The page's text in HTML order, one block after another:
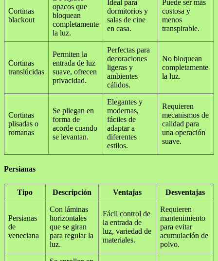
Cortinas
blackout
opacos que
bloquean
completamente
la luz.
Ideal para
dormitorios y
salas de cine
en casa.
Puede ser más
costosa y
menos
transpirable.
Cortinas
translúcidas
Permiten la
entrada de luz
suave, ofrecen
privacidad.
Perfectas para
decoraciones
ligeras y
ambientes
cálidos.
No bloquean
completamente
la luz.
Cortinas
plisadas o
romanas
Se pliegan en
forma de
acorde cuando
se levantan.
Elegantes y
modernas,
fáciles de
adaptar a
diferentes
estilos.
Requieren
mecanismos de
calidad para
una operación
suave.
Persianas
Tipo Descripción Ventajas Desventajas
Persianas
de
veneciana
Con láminas
horizontales
que se giran
para regular la
luz.
Fácil control de
la entrada de
luz, variedad de
materiales.
Requieren
mantenimiento
para evitar
acumulación de
polvo.